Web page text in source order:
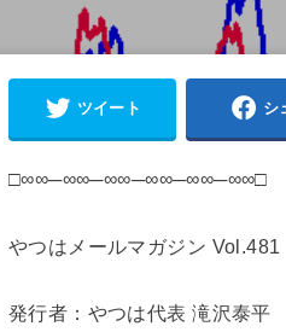
ツイート シ
□∞∞─∞∞─∞∞─∞∞─∞∞─∞∞□
やつはメールマガジン Vol.481
発行者：やつは代表 滝沢泰平